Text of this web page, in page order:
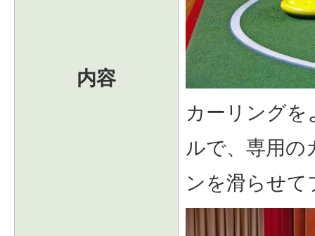
内容
カーリングを
ルで、専用の
ンを滑らせて